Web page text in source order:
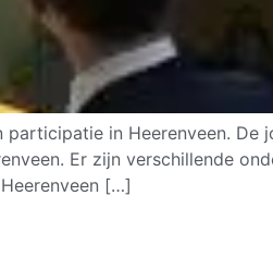
in Heerenveen. De
Er zijn verschillende
[…]